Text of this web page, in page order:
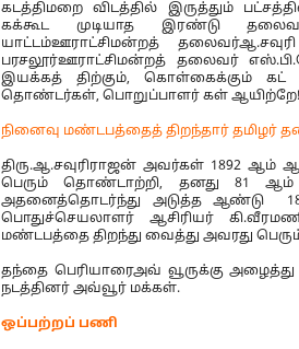
கடத்திமறை விடத்தில் இருத்தும்
கக்கூட முடியாத இரண்டு
யாட்டம்ஊராட்சிமன்றத்
பரசலூர்ஊராட்சிமன்றத் தலைவர்
இயக்கத் திற்கும், கொள்கைக்கும் கட்
தொண்டர்கள், பொறுப்பாளர் கள் ஆயிற்றே!
நினைவு மண்டபத்தைத் திறந்தார் தமிழர்
திரு.ஆ.சவுரிராஜன் அவர்கள் 1892
பெரும் தொண்டாற்றி, தனது 81
அதனைத்தொடர்ந்து அடுத்த ஆண்டு
பொதுச்செயலாளர் ஆசிரியர்
மண்டபத்தை திறந்து வைத்து அவரது
தந்தை பெரியாரைஅவ் வூருக்கு
நடத்தினர் அவ்வூர் மக்கள்.
ஒப்பற்றப் பணி